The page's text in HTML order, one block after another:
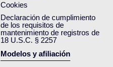
Cookies
Declaración de cumplimiento
de los requisitos de
mantenimiento de registros de
18 U.S.C. § 2257
Modelos y afiliación